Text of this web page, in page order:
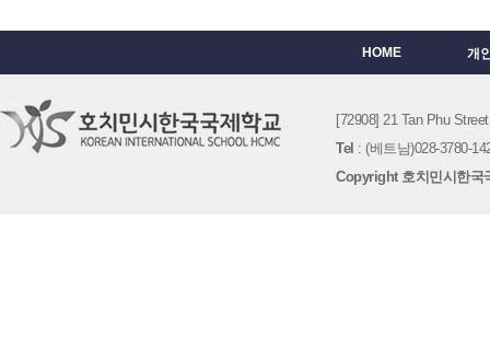
HOME 개
[72908] 21 Tan Phu
Tel : (베트남)028-3780-
Copyright 호치민시한국